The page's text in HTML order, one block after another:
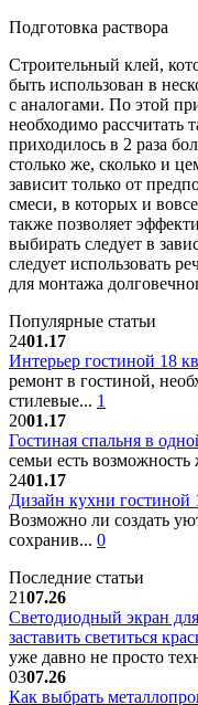
Подготовка раствора
Строительный клей,
быть использован в
с аналогами. По этой
необходимо рассчитать
приходилось в 2 раза
столько же, сколько и
зависит только от
смеси, в которых и
также позволяет
выбирать следует в
следует использовать
для монтажа
Популярные статьи
2401.17
Интерьер гостиной 18
ремонт в гостиной,
стилевые... 1
2001.17
Гостиная спальня в
семьи есть
2401.17
Дизайн кухни
Возможно ли создать
сохранив... 0
Последние статьи
2107.26
Светодиодный экран
заставить светиться
уже давно не просто
0307.26
Как выбрать